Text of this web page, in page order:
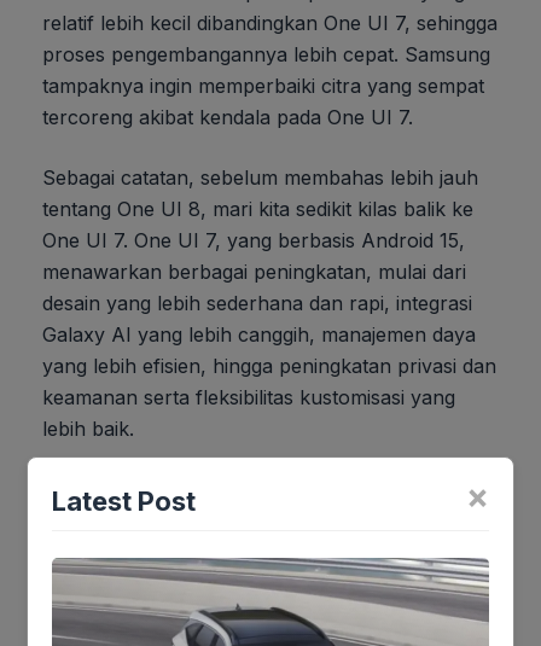
relatif lebih kecil dibandingkan One UI 7, sehingga
proses pengembangannya lebih cepat. Samsung
tampaknya ingin memperbaiki citra yang sempat
tercoreng akibat kendala pada One UI 7.
Sebagai catatan, sebelum membahas lebih jauh
tentang One UI 8, mari kita sedikit kilas balik ke
One UI 7. One UI 7, yang berbasis Android 15,
menawarkan berbagai peningkatan, mulai dari
desain yang lebih sederhana dan rapi, integrasi
Galaxy AI yang lebih canggih, manajemen daya
yang lebih efisien, hingga peningkatan privasi dan
keamanan serta fleksibilitas kustomisasi yang
lebih baik.
Kesimpulannya, pengguna Galaxy A Series yang
Namun, bagi yang lainnya, bersabarlah dan
pantau terus situs resmi Samsung dan
lenterapos.com untuk informasi terbaru. Jangan
×
Latest Post